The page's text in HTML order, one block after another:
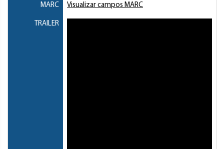
MARC Visualizar campos MARC
TRAILER